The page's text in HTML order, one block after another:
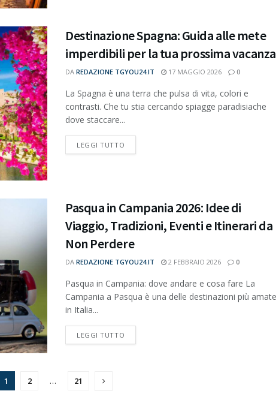
Destinazione Spagna: Guida alle mete
imperdibili per la tua prossima vacanza
DA REDAZIONE TGYOU24.IT 17 MAGGIO 2026 0
La Spagna è una terra che pulsa di vita, colori e
contrasti. Che tu stia cercando spiagge paradisiache
dove staccare...
LEGGI TUTTO
Pasqua in Campania 2026: Idee di
Viaggio, Tradizioni, Eventi e Itinerari da
Non Perdere
DA REDAZIONE TGYOU24.IT 2 FEBBRAIO 2026 0
Pasqua in Campania: dove andare e cosa fare La
Campania a Pasqua è una delle destinazioni più amate
in Italia...
LEGGI TUTTO
1 2 … 21